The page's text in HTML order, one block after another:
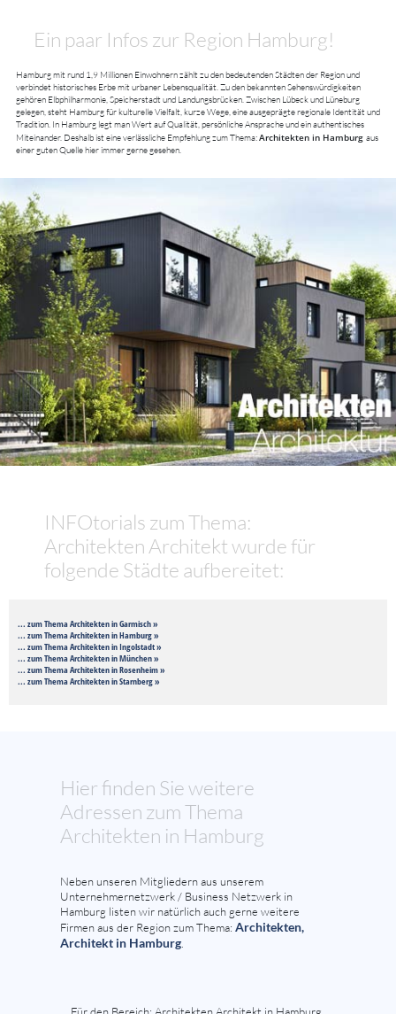
Ein paar Infos zur Region Hamburg!
Hamburg mit rund 1,9 Millionen Einwohnern zählt zu den bedeutenden Städten der Region und
verbindet historisches Erbe mit urbaner Lebensqualität. Zu den bekannten Sehenswürdigkeiten
gehören Elbphilharmonie, Speicherstadt und Landungsbrücken. Zwischen Lübeck und Lüneburg
gelegen, steht Hamburg für kulturelle Vielfalt, kurze Wege, eine ausgeprägte regionale Identität und
Tradition. In Hamburg legt man Wert auf Qualität, persönliche Ansprache und ein authentisches
Miteinander. Deshalb ist eine verlässliche Empfehlung zum Thema:Architekten in Hamburg aus
einer guten Quelle hier immer gerne gesehen.
INFOtorials zum Thema:
Architekten Architekt wurde für
folgende Städte aufbereitet:
... zum Thema Architekten in Garmisch »
... zum Thema Architekten in Hamburg »
... zum Thema Architekten in Ingolstadt »
... zum Thema Architekten in München »
... zum Thema Architekten in Rosenheim »
... zum Thema Architekten in Starnberg »
Hier finden Sie weitere
Adressen zum Thema
Architekten in Hamburg
Neben unseren Mitgliedern aus unserem
Unternehmernetzwerk / Business Netzwerk in
Hamburg listen wir natürlich auch gerne weitere
Firmen aus der Region zum Thema: Architekten,
Architekt in Hamburg